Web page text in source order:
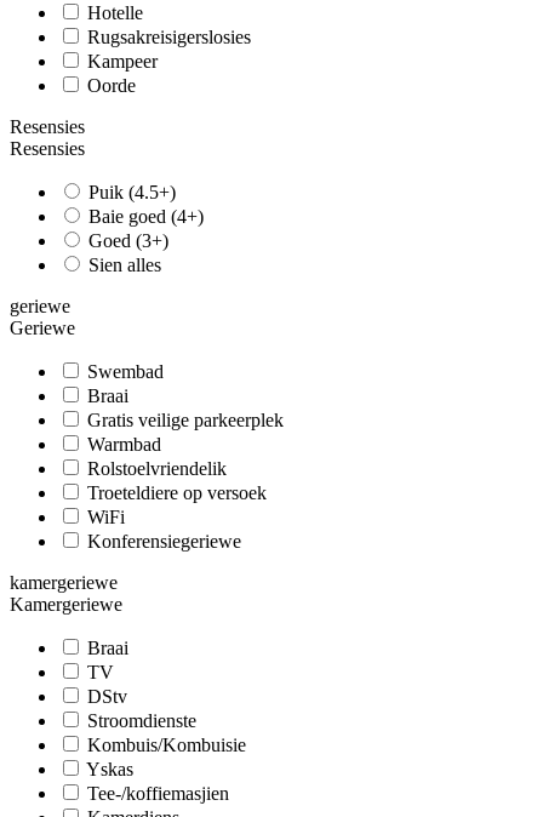
Hotelle
Rugsakreisigerslosies
Kampeer
Oorde
Resensies
Resensies
Puik (4.5+)
Baie goed (4+)
Goed (3+)
Sien alles
geriewe
Geriewe
Swembad
Braai
Gratis veilige parkeerplek
Warmbad
Rolstoelvriendelik
Troeteldiere op versoek
WiFi
Konferensiegeriewe
kamergeriewe
Kamergeriewe
Braai
TV
DStv
Stroomdienste
Kombuis/Kombuisie
Yskas
Tee-/koffiemasjien